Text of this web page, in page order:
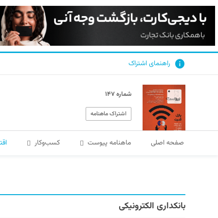
راهنمای اشتراک
شماره ۱۴۷
اشتراک ماهنامه
صفحه اصلی ماهنامه پیوست کسب‌و‌کار
بانکداری الکترونیکی